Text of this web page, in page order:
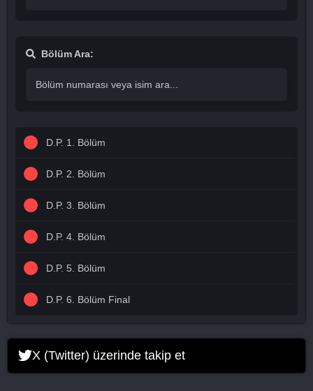
Bölüm Ara:
D.P. 1. Bölüm
D.P. 2. Bölüm
D.P. 3. Bölüm
D.P. 4. Bölüm
D.P. 5. Bölüm
D.P. 6. Bölüm Final
X (Twitter) üzerinde takip et